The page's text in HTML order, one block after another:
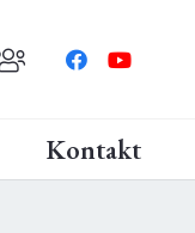
Kontakt